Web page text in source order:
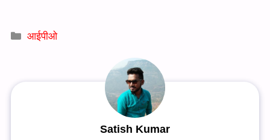
Categories
आईपीओ
Satish Kumar